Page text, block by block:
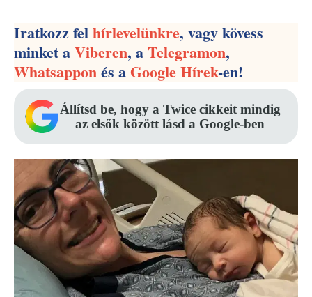
Iratkozz felhírlevelünkre, vagy kövess
minket aViberen, aTelegramon,
Whatsapponés aGoogle Hírek-en!
Állítsd be, hogy a Twice cikkeit mindig
az elsők között lásd a Google-ben